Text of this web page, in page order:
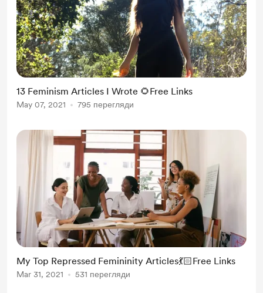
13 Feminism Articles I Wrote 🌻Free Links
May 07, 2021 795 перегляди
My Top Repressed Femininity Articles💃🏻Free Links
Mar 31, 2021 531 перегляди